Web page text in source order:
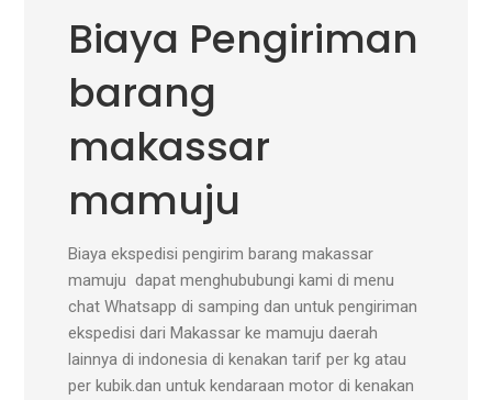
Biaya Pengiriman
barang
makassar
mamuju
Biaya ekspedisi pengirim barang makassar
mamuju dapat menghububungi kami di menu
chat Whatsapp di samping dan untuk pengiriman
ekspedisi dari Makassar ke mamuju daerah
lainnya di indonesia di kenakan tarif per kg atau
per kubik.dan untuk kendaraan motor di kenakan